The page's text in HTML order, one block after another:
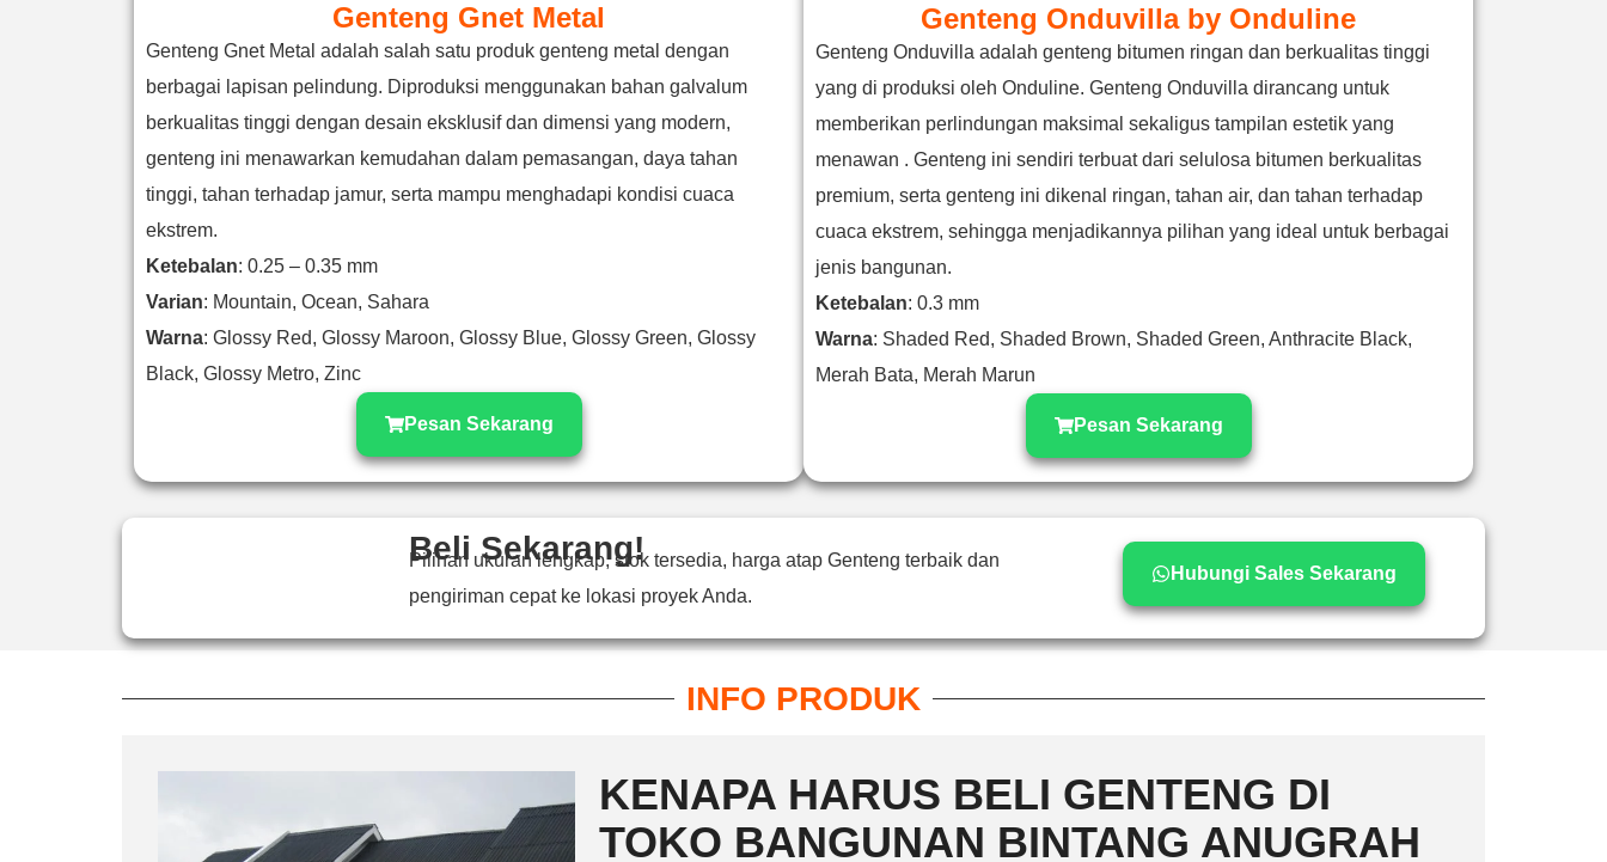
Genteng Gnet Metal
Genteng Gnet Metal adalah salah satu produk genteng metal dengan
berbagai lapisan pelindung. Diproduksi menggunakan bahan galvalum
berkualitas tinggi dengan desain eksklusif dan dimensi yang modern,
genteng ini menawarkan kemudahan dalam pemasangan, daya tahan
tinggi, tahan terhadap jamur, serta mampu menghadapi kondisi cuaca
ekstrem.
Ketebalan: 0.25 – 0.35 mm
Varian: Mountain, Ocean, Sahara
Warna: Glossy Red, Glossy Maroon, Glossy Blue, Glossy Green, Glossy
Black, Glossy Metro, Zinc
Pesan Sekarang
Genteng Onduvilla by Onduline
Genteng Onduvilla adalah genteng bitumen ringan dan berkualitas tinggi
yang di produksi oleh Onduline. Genteng Onduvilla dirancang untuk
memberikan perlindungan maksimal sekaligus tampilan estetik yang
menawan . Genteng ini sendiri terbuat dari selulosa bitumen berkualitas
premium, serta genteng ini dikenal ringan, tahan air, dan tahan terhadap
cuaca ekstrem, sehingga menjadikannya pilihan yang ideal untuk berbagai
jenis bangunan.
Ketebalan: 0.3 mm
Warna: Shaded Red, Shaded Brown, Shaded Green, Anthracite Black,
Merah Bata, Merah Marun
Pesan Sekarang
Beli Sekarang!
Pilihan ukuran lengkap, stok tersedia, harga atap Genteng terbaik dan
pengiriman cepat ke lokasi proyek Anda.
Hubungi Sales Sekarang
INFO PRODUK
KENAPA HARUS BELI GENTENG DI
TOKO BANGUNAN BINTANG ANUGRAH